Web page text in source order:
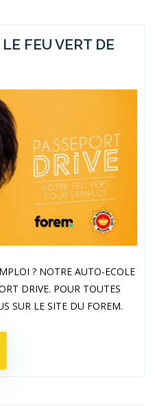
FEU VERT DE
? NOTRE AUTO-ECOLE
DRIVE. POUR TOUTES
SUR LE SITE DU FOREM.